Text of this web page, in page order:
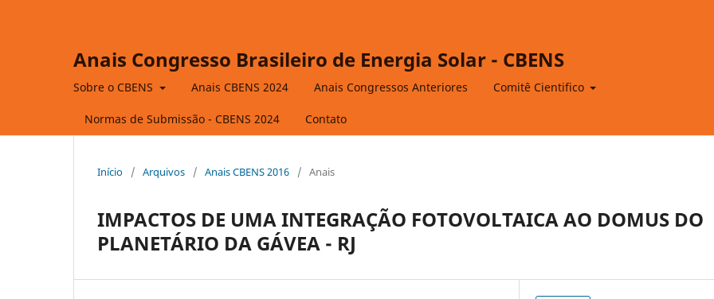
Anais Congresso Brasileiro de Energia Solar - CBENS
Sobre o CBENS Anais CBENS 2024 Anais Congressos Anteriores Comitê Cientifico
Normas de Submissão - CBENS 2024 Contato
Início / Arquivos / Anais CBENS 2016 / Anais
IMPACTOS DE UMA INTEGRAÇÃO FOTOVOLTAICA AO DOMUS DO
PLANETÁRIO DA GÁVEA - RJ